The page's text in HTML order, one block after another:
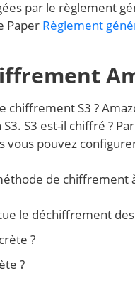
par le règlement
Paper Règlement
chiffrement S3 ?
S3 est-il chiffré ?
vous pouvez
de chiffrement
le déchiffrement des
?
?